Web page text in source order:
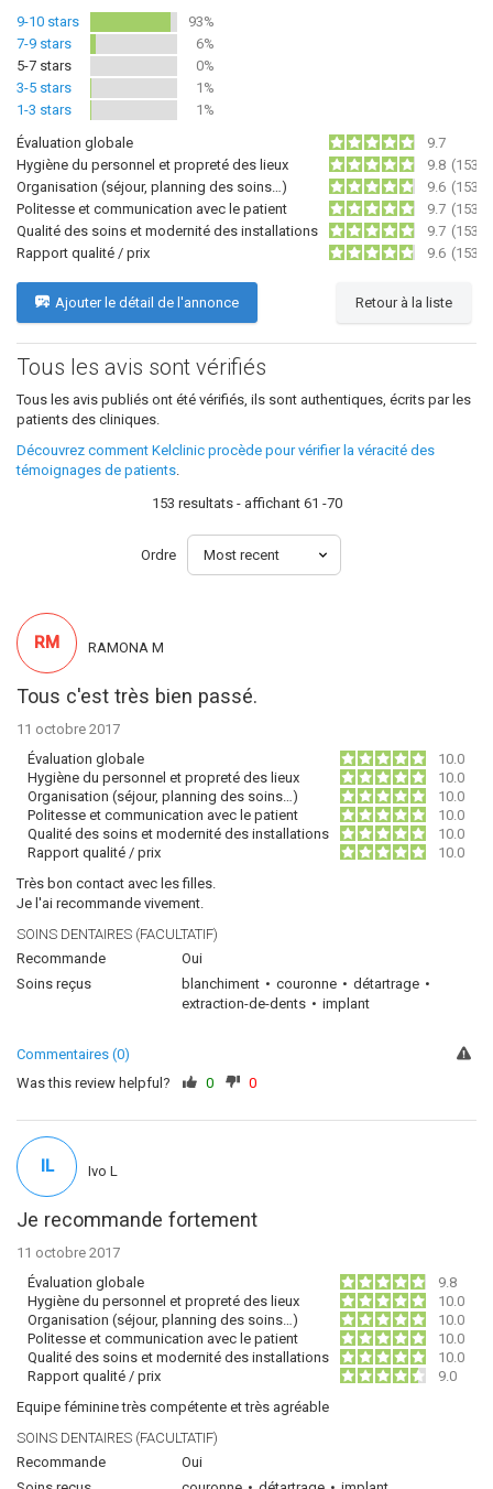
9-10 stars
93%
7-9 stars
6%
5-7 stars
0%
3-5 stars
1%
1-3 stars
1%
Évaluation globale
9.7
Hygiène du personnel et propreté des lieux
9.8 (153)
Organisation (séjour, planning des soins…)
9.6 (153)
Politesse et communication avec le patient
9.7 (153)
Qualité des soins et modernité des installations
9.7 (153)
Rapport qualité / prix
9.6 (153)
Ajouter le détail de l'annonce Retour à la liste
Tous les avis sont vérifiés
Tous les avis publiés ont été vérifiés, ils sont authentiques, écrits par les
patients des cliniques.
Découvrez comment Kelclinic procède pour vérifier la véracité des
témoignages de patients
153 resultats - affichant 61 -70
Ordre
Tous c'est très bien passé.
11 octobre 2017
Évaluation globale
10.0
Hygiène du personnel et propreté des lieux
10.0
Organisation (séjour, planning des soins…)
10.0
Politesse et communication avec le patient
10.0
Qualité des soins et modernité des installations
10.0
Rapport qualité / prix
10.0
Très bon contact avec les filles.
Je l'ai recommande vivement.
SOINS DENTAIRES (FACULTATIF)
Recommande
Oui
Soins reçus
blanchiment couronne
détartrage
extraction-de-dents
implant
RM RAMONA M
Commentaires (0)
Was this review helpful?
0 0
Je recommande fortement
11 octobre 2017
Évaluation globale
9.8
Hygiène du personnel et propreté des lieux
10.0
Organisation (séjour, planning des soins…)
10.0
Politesse et communication avec le patient
10.0
Qualité des soins et modernité des installations
10.0
Rapport qualité / prix
9.0
Equipe féminine très compétente et très agréable
SOINS DENTAIRES (FACULTATIF)
Recommande
Oui
IL Ivo L